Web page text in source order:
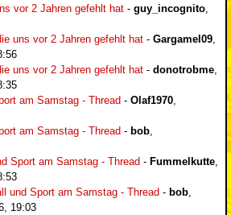
vor 2 Jahren gefehlt hat - guy_incognito
uns vor 2 Jahren gefehlt hat - Gargamel09
uns vor 2 Jahren gefehlt hat - donotrobme
am Samstag - Thread - Olaf1970
am Samstag - Thread - bob
Sport am Samstag - Thread - Fummelkutte
und Sport am Samstag - Thread - bob
19:03